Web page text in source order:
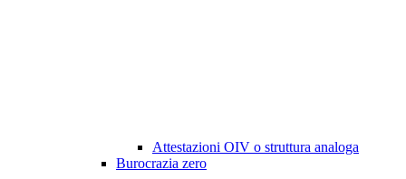
Attestazioni OIV o struttura analoga
Burocrazia zero